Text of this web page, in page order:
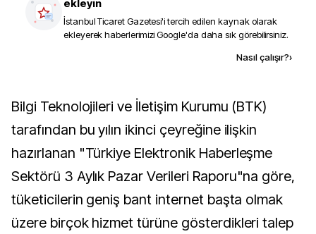
ekleyin
İstanbul Ticaret Gazetesi'i tercih edilen kaynak olarak
ekleyerek haberlerimizi Google'da daha sık görebilirsiniz.
Nasıl çalışır?›
Bilgi Teknolojileri ve İletişim Kurumu (BTK)
tarafından bu yılın ikinci çeyreğine ilişkin
hazırlanan "Türkiye Elektronik Haberleşme
Sektörü 3 Aylık Pazar Verileri Raporu"na göre,
tüketicilerin geniş bant internet başta olmak
üzere birçok hizmet türüne gösterdikleri talep